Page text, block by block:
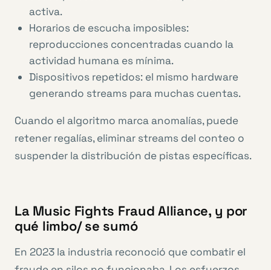
activa.
Horarios de escucha imposibles:
reproducciones concentradas cuando la
actividad humana es mínima.
Dispositivos repetidos: el mismo hardware
generando streams para muchas cuentas.
Cuando el algoritmo marca anomalías, puede
retener regalías, eliminar streams del conteo o
suspender la distribución de pistas específicas.
La Music Fights Fraud Alliance, y por
qué limbo/ se sumó
En 2023 la industria reconoció que combatir el